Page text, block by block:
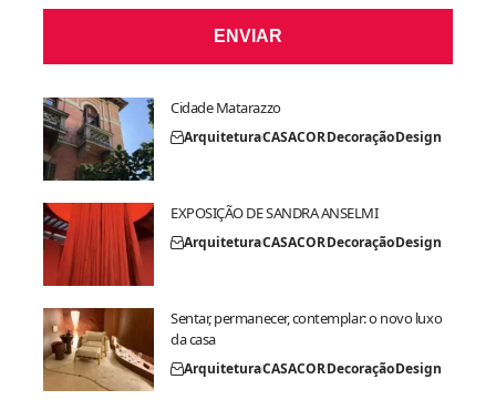
ENVIAR
Cidade Matarazzo
ArquiteturaCASACORDecoraçãoDesign
EXPOSIÇÃO DE SANDRA ANSELMI
ArquiteturaCASACORDecoraçãoDesign
Sentar, permanecer, contemplar: o novo luxo
da casa
ArquiteturaCASACORDecoraçãoDesign